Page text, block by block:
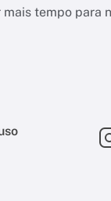
tempo para